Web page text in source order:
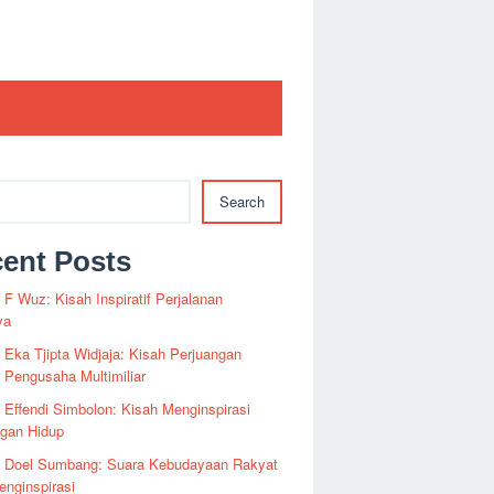
Search
Posts
F Wuz: Kisah Inspiratif Perjalanan
Tjipta Widjaja: Kisah Perjuangan
Multimiliar
Simbolon: Kisah Menginspirasi
Hidup
Sumbang: Suara Kebudayaan Rakyat